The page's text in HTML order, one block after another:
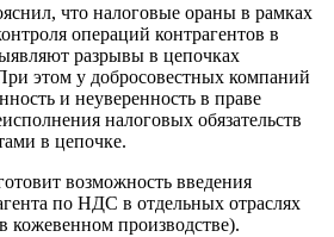
что налоговые ораны в рамках
операций контрагентов в
разрывы в цепочках
этом у добросовестных компаний
и неуверенность в праве
налоговых обязательств
в цепочке.
возможность введения
по НДС в отдельных отраслях
кожевенном производстве).